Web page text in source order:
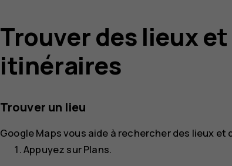
Trouver des lieux
itinéraires
Trouver un lieu
Google Mapsvous aide à rechercher des lieux
Appuyez surPlans.